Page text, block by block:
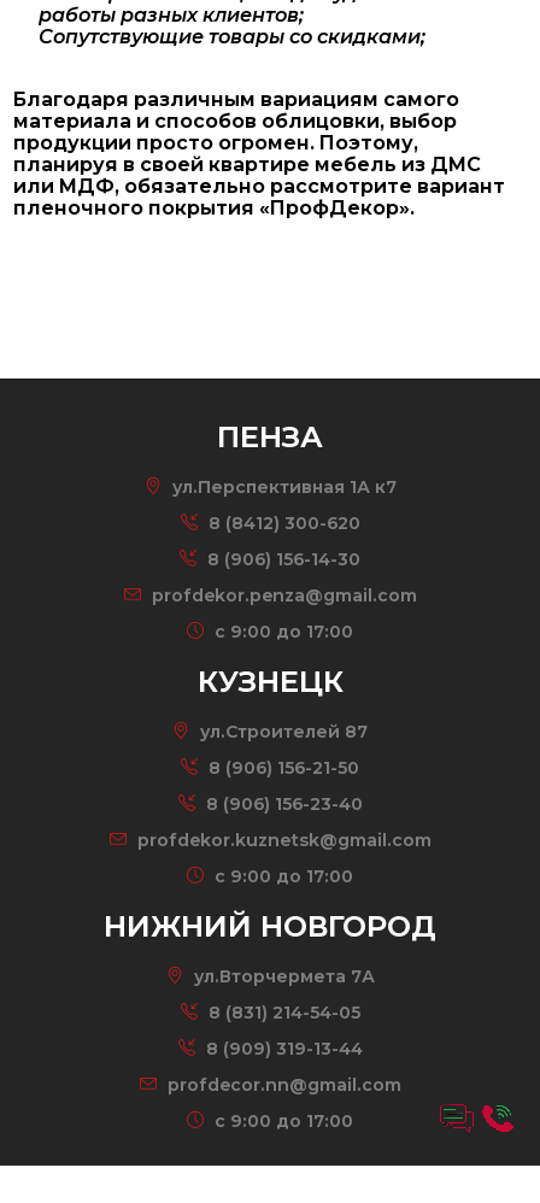
работы разных клиентов;
Сопутствующие товары со скидками;
Благодаря различным вариациям самого
материала и способов облицовки, выбор
продукции просто огромен. Поэтому,
планируя в своей квартире мебель из ДМС
или МДФ, обязательно рассмотрите вариант
пленочного покрытия «ПрофДекор».
ПЕНЗА
ул.Перспективная 1А к7
8 (8412) 300-620
8 (906) 156-14-30
profdekor.penza@gmail.com
c 9:00 до 17:00
КУЗНЕЦК
ул.Строителей 87
8 (906) 156-21-50
8 (906) 156-23-40
profdekor.kuznetsk@gmail.com
c 9:00 до 17:00
НИЖНИЙ НОВГОРОД
ул.Вторчермета 7А
8 (831) 214-54-05
8 (909) 319-13-44
profdecor.nn@gmail.com
c 9:00 до 17:00